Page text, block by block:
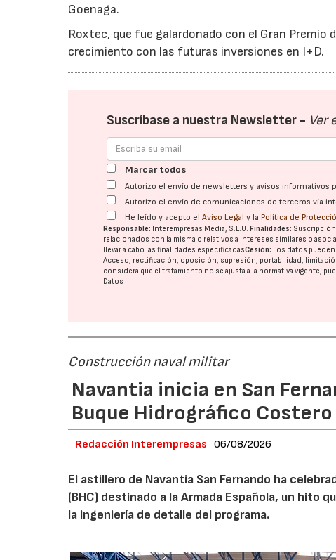
Goenaga.
Roxtec, que fue galardonado con el Gran Premio
crecimiento con las futuras inversiones en I+D.
Suscríbase a nuestra Newsletter - Ver
Marcar todos
Autorizo el envío de newsletters y avisos informativos
Autorizo el envío de comunicaciones de terceros vía
He leído y acepto elAviso Legal y la Política de
Responsable: Interempresas Media, S.L.U.Finalidades: Suscripción
relacionados con la misma o relativos a intereses similares o
llevar a cabo las finalidades especificadasCesión: Los datos
Acceso, rectificación, oposición, supresión, portabilidad,
considera que el tratamiento no se ajusta a la normativa vigente,
Datos
Construcción naval militar
Navantia inicia en San
Buque Hidrográfico Costero
Redacción Interempresas 06/08/2026
El astillero de Navantia San Fernando ha
(BHC) destinado a la Armada Española, un hito
la ingeniería de detalle del programa.